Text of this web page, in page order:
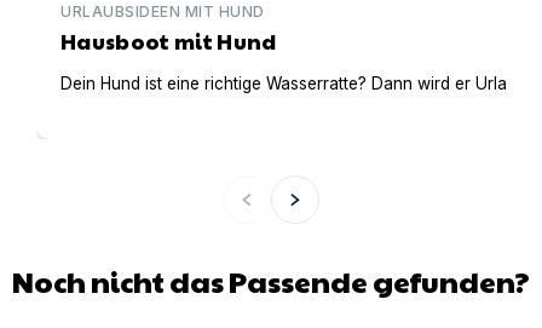
URLAUBSIDEEN MIT HUND
Hausboot mit Hund
Dein Hund ist eine richtige Wasserratte? Dann wird er
Noch nicht das Passende gefunden?